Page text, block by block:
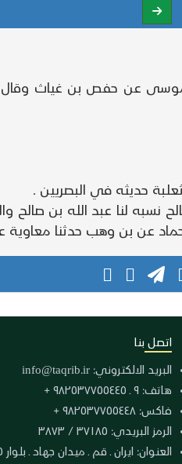
بن موسى عن حفص بن غياث
نسبه لنا عبد الله بن
عن بن وهب حدثنا معاوية
اتصل بنا
البريد الالكتروني: info@taqrib.ir
هاتف: ٩ ـ ٩٨٢٥٣٧٧٥٥٤٤٥ +
فاكس: ٩٨٢٥٣٧٧٥٥٤٤٨ +
الرمز البريدي: ٣٧١٨٥ / ٣٨٧٣